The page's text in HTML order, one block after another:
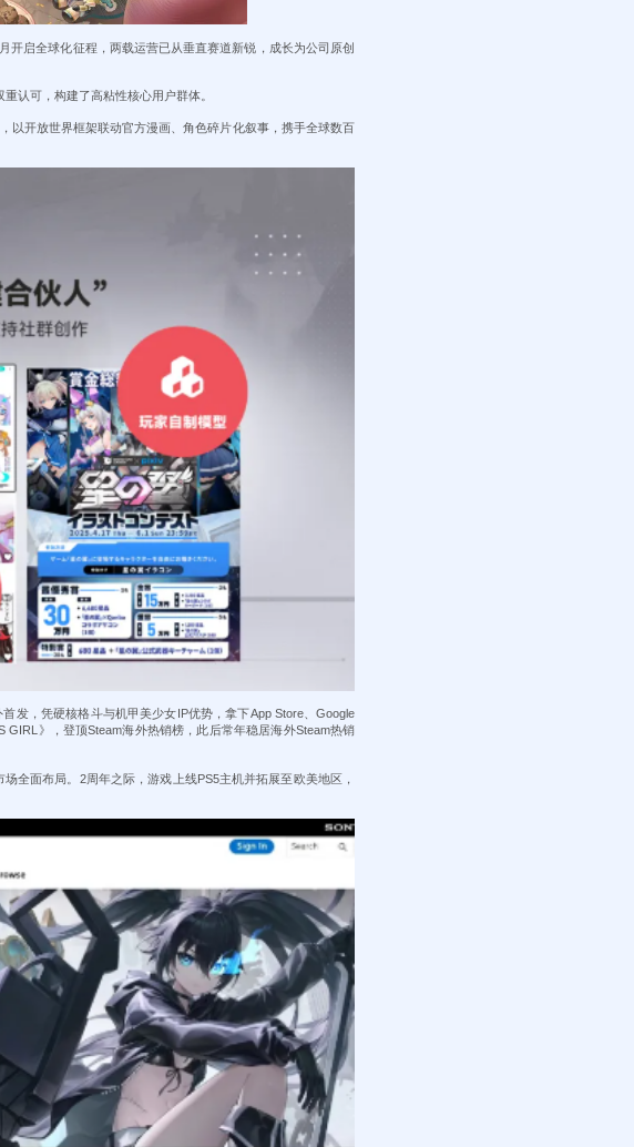
开启全球化征程，两载运营已从垂直赛道新锐，成长为公司原创
认可，构建了高粘性核心用户群体。
以开放世界框架联动官方漫画、角色碎片化叙事，携手全球数百
发，凭硬核格斗与机甲美少女IP优势，拿下App Store、Google
GIRL》，登顶Steam海外热销榜，此后常年稳居海外Steam热销
全面布局。2周年之际，游戏上线PS5主机并拓展至欧美地区，